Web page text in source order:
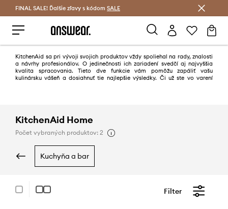
Šetrite s Answear Club >
FINAL SALE! Ďalšie zľavy s kódom SALE
KitchenAid sa pri vývoji svojich produktov vždy spoliehal na rady, znalosti
a návrhy profesionálov. O jedinečnosti ich zariadení svedčí aj najvyššia
kvalita spracovania. Tieto dve funkcie vám pomôžu zapáliť vašu
kulinársku vášeň a dosiahnuť tie najlepšie výsledky. Či už ste vo varení
poskytnú štýlové a efektívne spotrebiče vysokej kvality, ktoré obohatia
KitchenAid Home
Počet vybraných produktov: 2
kuchyňa a bar
Filter